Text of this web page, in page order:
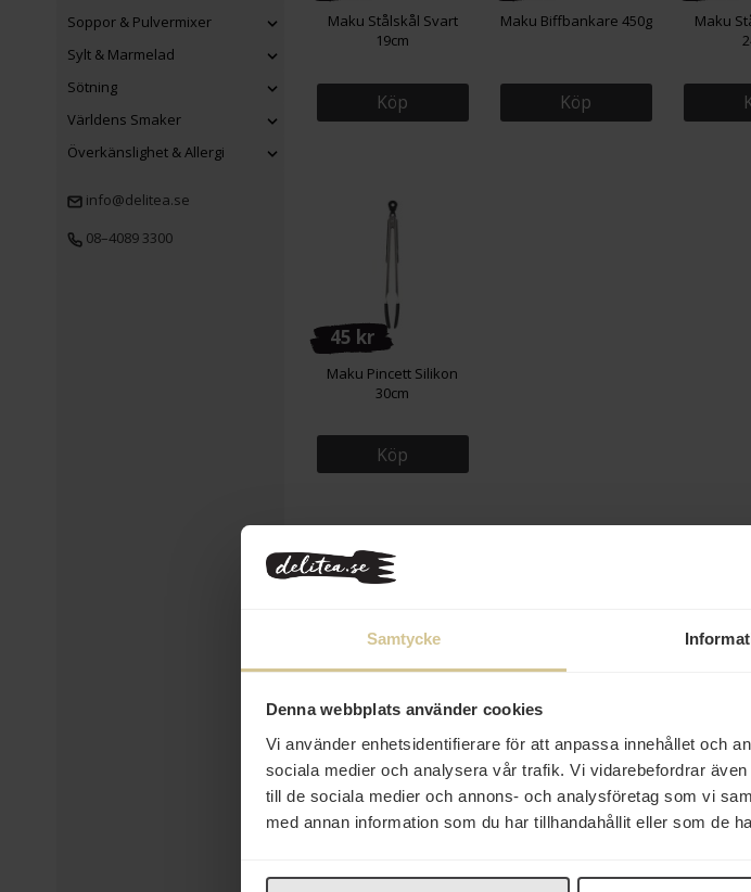
Samtycke
Denna webbplats använder cookies
Vi använder enhetsidentifierare för att anpassa innehållet och
sociala medier och analysera vår trafik. Vi vidarebefordrar
till de sociala medier och annons- och analysföretag som vi
med annan information som du har tillhandahållit eller som de
Soppor & Pulvermixer
Sylt & Marmelad
Sötning
Världens Smaker
Överkänslighet & Allergi
info@delitea.se
08–4089 3300
Maku Stålskål Svart
19cm
Köp
Maku Biffbankare 450g
Köp
Maku
45 kr
Maku Pincett Silikon
30cm
Köp
35 kr
Little Becky
37 kr
St. Dalfour Giftpack
24 kr
Malaco